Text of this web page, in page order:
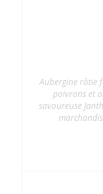
Aubergine rôtie
poivrons et
savoureuse